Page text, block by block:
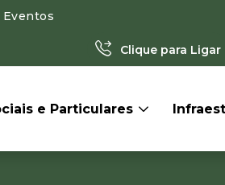
Eventos
Clique para Ligar
e Particulares